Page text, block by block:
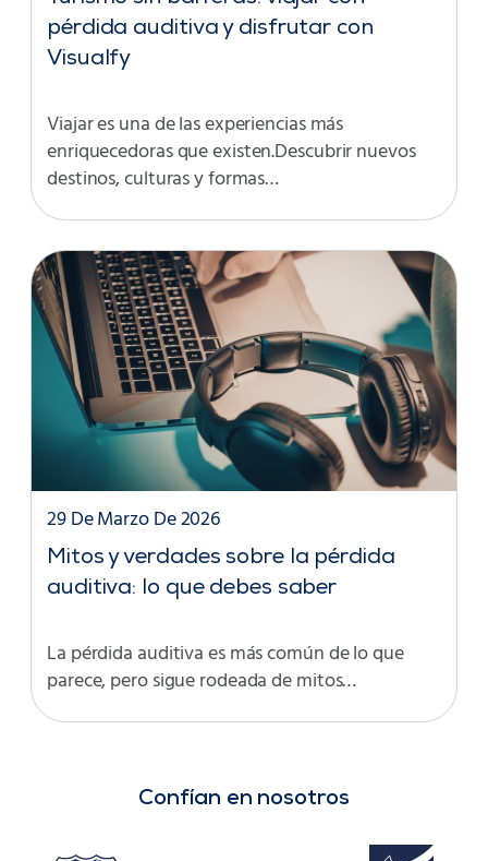
pérdida auditiva y disfrutar con
Visualfy
Viajar es una de las experiencias más
enriquecedoras que existen.Descubrir nuevos
destinos, culturas y formas…
Mitos y verdades sobre la pérdida
auditiva: lo que debes saber
29 De Marzo De 2026
La pérdida auditiva es más común de lo que
parece, pero sigue rodeada de mitos…
Confían en nosotros